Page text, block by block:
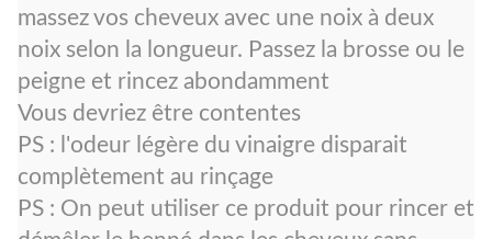
massez vos cheveux avec une noix à deux
noix selon la longueur. Passez la brosse ou le
peigne et rincez abondamment
Vous devriez être contentes
PS : l'odeur légère du vinaigre disparait
complètement au rinçage
PS : On peut utiliser ce produit pour rincer et